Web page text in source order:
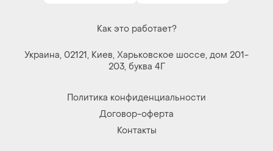
Политика конфиденциальности
Контакты